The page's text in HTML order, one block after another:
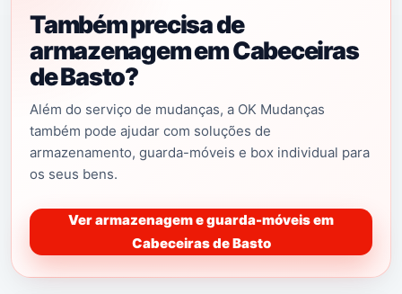
Também precisa de
armazenagem em Cabeceiras
de Basto?
Além do serviço de mudanças, a OK Mudanças
também pode ajudar com soluções de
armazenamento, guarda-móveis e box individual para
os seus bens.
Ver armazenagem e guarda-móveis em
Cabeceiras de Basto